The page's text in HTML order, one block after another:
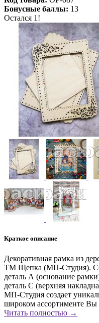
Бонусные баллы: 13
Остался 1!
Краткое описание
Декоративная рамка из
ТМ Щепка (МП-Студия).
деталь А (основание
деталь С (верхняя
МП-Студия создает
широком ассортименте Вы
Читать полностью →